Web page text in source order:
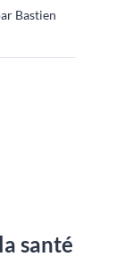
Bastien
santé